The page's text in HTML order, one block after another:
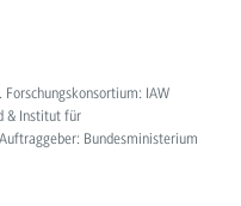
IAW
& Institut für
Bundesministerium